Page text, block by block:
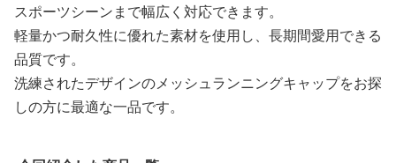
スポーツシーンまで幅広く対応できます。
軽量かつ耐久性に優れた素材を使用し、長期間愛用できる
品質です。
洗練されたデザインのメッシュランニングキャップをお探
しの方に最適な一品です。